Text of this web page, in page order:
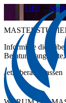
THU
Informiere dich
Jetzt beraten lassen